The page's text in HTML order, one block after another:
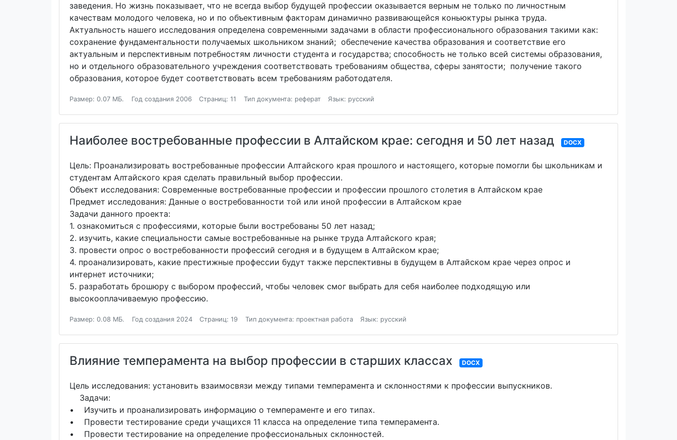
заведения. Но жизнь показывает, что не всегда выбор будущей профессии оказывается верным не только по личностным
качествам молодого человека, но и по объективным факторам динамично развивающейся коньюктуры рынка труда.
Актуальность нашего исследования определена современными задачами в области профессионального образования такими как:
сохранение фундаментальности получаемых школьником знаний; обеспечение качества образования и соответствие его
актуальным и перспективным потребностям личности студента и государства; способность не только всей системы образования,
но и отдельного образовательного учреждения соответствовать требованиям общества, сферы занятости; получение такого
образования, которое будет соответствовать всем требованиям работодателя.
Размер: 0.07 МБ. Год создания 2006 Страниц: 11 Тип документа: реферат Язык: русский
Наиболее востребованные профессии в Алтайском крае: сегодня и 50 лет назад DOCX
Цель: Проанализировать востребованные профессии Алтайского края прошлого и настоящего, которые помогли бы школьникам и
студентам Алтайского края сделать правильный выбор профессии.
Объект исследования: Современные востребованные профессии и профессии прошлого столетия в Алтайском крае
Предмет исследования: Данные о востребованности той или иной профессии в Алтайском крае
Задачи данного проекта:
1. ознакомиться с профессиями, которые были востребованы 50 лет назад;
2. изучить, какие специальности самые востребованные на рынке труда Алтайского края;
3. провести опрос о востребованности профессий сегодня и в будущем в Алтайском крае;
4. проанализировать, какие престижные профессии будут также перспективны в будущем в Алтайском крае через опрос и
интернет источники;
5. разработать брошюру с выбором профессий, чтобы человек смог выбрать для себя наиболее подходящую или
высокооплачиваемую профессию.
Размер: 0.08 МБ. Год создания 2024 Страниц: 19 Тип документа: проектная работа Язык: русский
Влияние темперамента на выбор профессии в старших классах DOCX
Цель исследования: установить взаимосвязи между типами темперамента и склонностями к профессии выпускников.
Задачи:
• Изучить и проанализировать информацию о темпераменте и его типах.
• Провести тестирование среди учащихся 11 класса на определение типа темперамента.
• Провести тестирование на определение профессиональных склонностей.